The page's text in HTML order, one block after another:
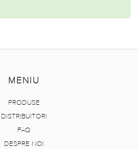
MENIU
PRODUSE
DISTRIBUITORI
FAQ
DESPRE NOI